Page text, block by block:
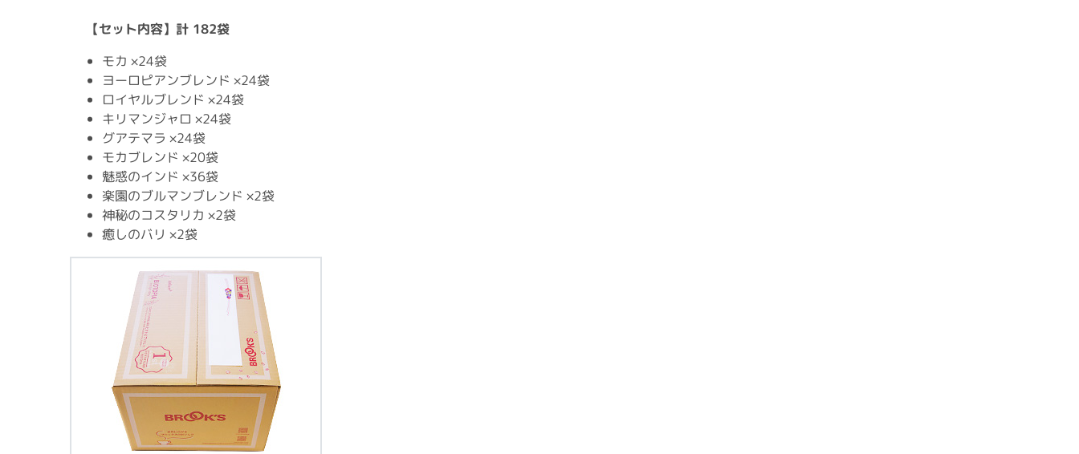
【セット内容】計 182袋
モカ ×24袋
ヨーロピアンブレンド ×24袋
ロイヤルブレンド ×24袋
キリマンジャロ ×24袋
グアテマラ ×24袋
モカブレンド ×20袋
魅惑のインド ×36袋
楽園のブルマンブレンド ×2袋
神秘のコスタリカ ×2袋
癒しのバリ ×2袋